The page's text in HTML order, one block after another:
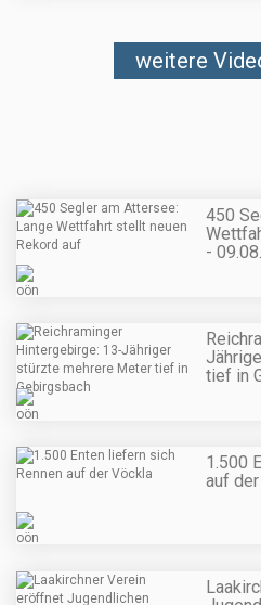
weitere
450
-
tief in
1.500
auf